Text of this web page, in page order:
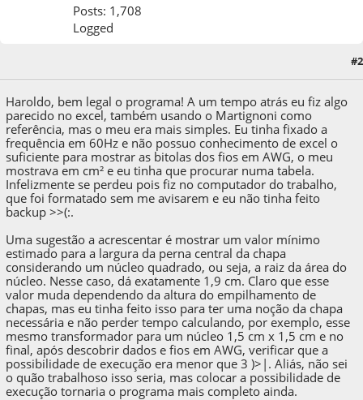
Posts: 1,708
Logged
#2
Haroldo, bem legal o programa! A um tempo atrás eu fiz algo
parecido no excel, também usando o Martignoni como
referência, mas o meu era mais simples. Eu tinha fixado a
frequência em 60Hz e não possuo conhecimento de excel o
suficiente para mostrar as bitolas dos fios em AWG, o meu
mostrava em cm² e eu tinha que procurar numa tabela.
Infelizmente se perdeu pois fiz no computador do trabalho,
que foi formatado sem me avisarem e eu não tinha feito
backup >>(:.
Uma sugestão a acrescentar é mostrar um valor mínimo
estimado para a largura da perna central da chapa
considerando um núcleo quadrado, ou seja, a raiz da área do
núcleo. Nesse caso, dá exatamente 1,9 cm. Claro que esse
valor muda dependendo da altura do empilhamento de
chapas, mas eu tinha feito isso para ter uma noção da chapa
necessária e não perder tempo calculando, por exemplo, esse
mesmo transformador para um núcleo 1,5 cm x 1,5 cm e no
final, após descobrir dados e fios em AWG, verificar que a
possibilidade de execução era menor que 3 )>|. Aliás, não sei
o quão trabalhoso isso seria, mas colocar a possibilidade de
execução tornaria o programa mais completo ainda.